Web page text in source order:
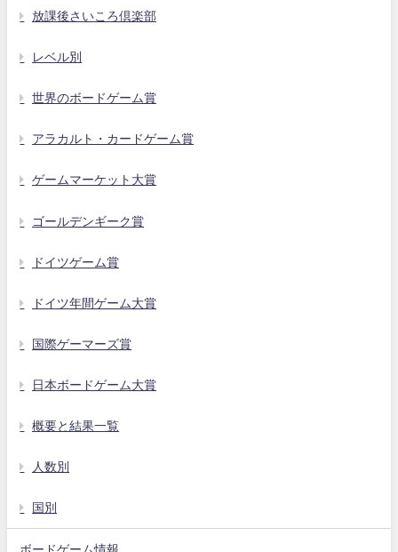
放課後さいころ倶楽部
レベル別
世界のボードゲーム賞
アラカルト・カードゲーム賞
ゲームマーケット大賞
ゴールデンギーク賞
ドイツゲーム賞
ドイツ年間ゲーム大賞
国際ゲーマーズ賞
日本ボードゲーム大賞
概要と結果一覧
人数別
国別
ボードゲーム情報